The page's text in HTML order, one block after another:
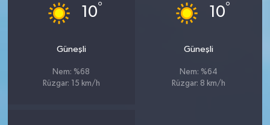
10°
Güneşli
Nem: %68
Rüzgar: 15 km/h
10°
Güneşli
Nem: %64
Rüzgar: 8 km/h